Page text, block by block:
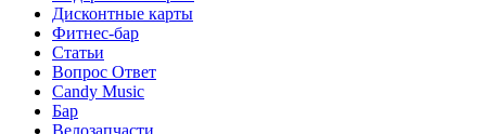
Дисконтные карты
Фитнес-бар
Статьи
Вопрос Ответ
Candy Music
Бар
Велозапчасти